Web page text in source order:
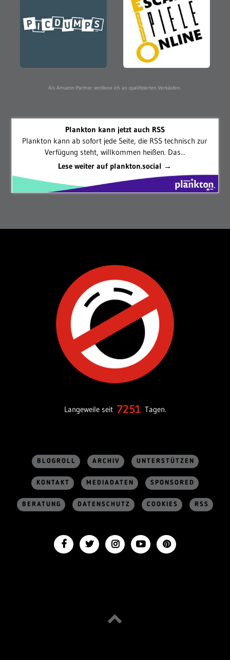
Als Amazon-Partner verdiene ich an qualifizierten Verkäufen.
Plankton kann jetzt auch RSS
Plankton kann ab sofort jede Seite, die RSS technisch zur
Verfügung steht, willkommen heißen. Das...
Lese weiter auf plankton.social →
Langeweile seit 7251 Tagen.
BLOGROLL ARCHIV UNTERSTÜTZEN
KONTAKT MEDIADATEN SPONSORED
BERATUNG DATENSCHUTZ COOKIES RSS